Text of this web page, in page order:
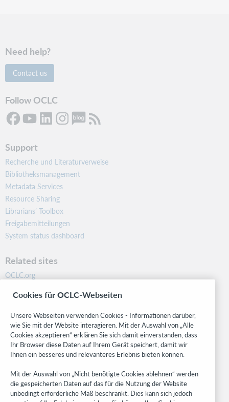
Need help?
Contact us
Follow OCLC
Support
Recherche und Literaturverweise
Bibliotheksmanagement
Metadata Services
Resource Sharing
Librarians’ Toolbox
Freigabemitteilungen
System status dashboard
Related sites
OCLC.org
Community
Research
WebJunction
Developer Network
Stay in the know.
Get the latest product updates, research, events, and much more—
right to your inbox.
Cookies für OCLC-Webseiten
Unsere Webseiten verwenden Cookies - Informationen darüber,
wie Sie mit der Website interagieren. Mit der Auswahl von „Alle
Cookies akzeptieren“ erklären Sie sich damit einverstanden, dass
Ihr Browser diese Daten auf Ihrem Gerät speichert, damit wir
Ihnen ein besseres und relevanteres Erlebnis bieten können.
Mit der Auswahl von „Nicht benötigte Cookies ablehnen“ werden
die gespeicherten Daten auf das für die Nutzung der Website
unbedingt erforderliche Maß beschränkt. Dies kann sich jedoch